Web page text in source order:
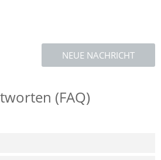
NEUE NACHRICHT
(FAQ)